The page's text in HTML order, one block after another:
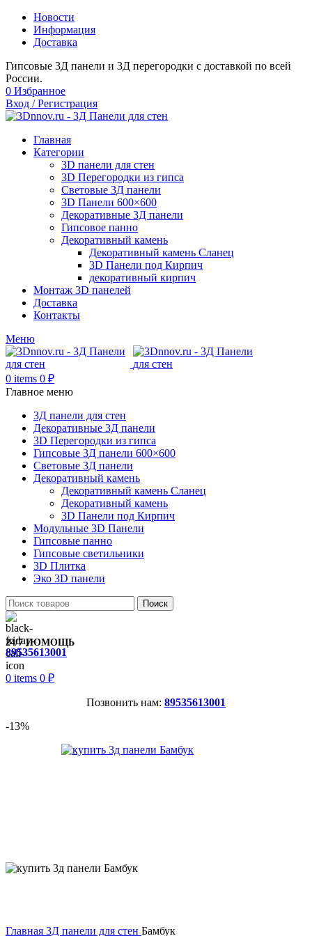
Новости
Информация
Доставка
Гипсовые 3Д панели и 3Д перегородки с доставкой по всей
России.
0 Избранное
Вход / Регистрация
Главная
Категории
3D панели для стен
3D Перегородки из гипса
Световые 3Д панели
3D Панели 600×600
Декоративные 3Д панели
Гипсовое панно
Декоративный камень
Декоративный камень Сланец
3D Панели под Кирпич
декоративный кирпич
Монтаж 3D панелей
Доставка
Контакты
Меню
0 items 0 ₽
Главное меню
3Д панели для стен
Декоративные 3Д панели
3D Перегородки из гипса
Гипсовые 3Д панели 600×600
Световые 3Д панели
Декоративный камень
Декоративный камень Сланец
Декоративный камень
3D Панели под Кирпич
Модульные 3D Панели
Гипсовые панно
Гипсовые светильники
3D Плитка
Эко 3D панели
Поиск
24/7 ПОМОЩЬ
89535613001
0 items 0 ₽
Позвонить нам: 89535613001
-13%
Главная 3Д панели для стен Бамбук